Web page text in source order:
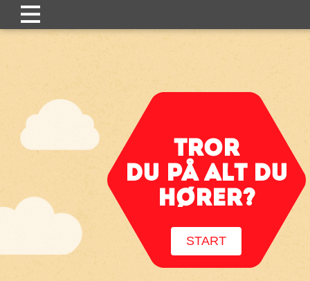
TROR
DU PÅ ALT DU
HØRER?
START